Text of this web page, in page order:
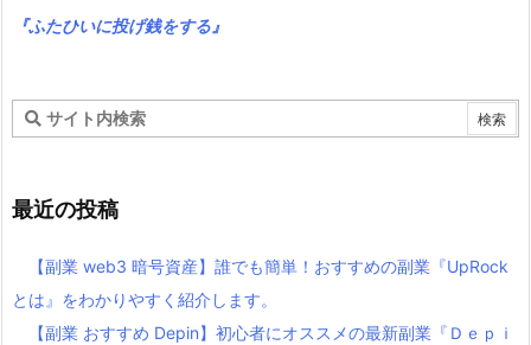
『ふたひいに投げ銭をする』
最近の投稿
【副業 web3 暗号資産】誰でも簡単！おすすめの副業『UpRock
とは』をわかりやすく紹介します。
【副業 おすすめ Depin】初心者にオススメの最新副業『Ｄｅｐｉ